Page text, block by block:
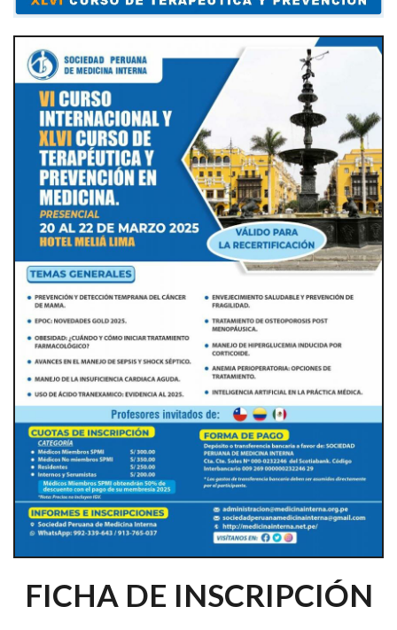
FICHA DE INSCRIPCIÓN